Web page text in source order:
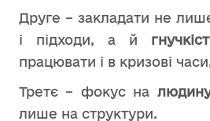
Друге – закладати не
і підходи, а й
працювати і в кризові
Третє – фокус на
лише на структури.